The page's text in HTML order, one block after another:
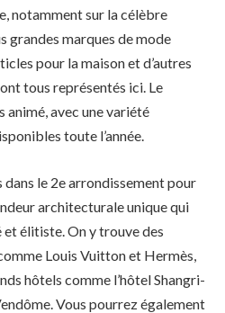
notamment sur la célèbre
grandes marques de mode
pour la maison et d’autres
tous représentés ici. Le
avec une variété
toute l’année.
dans le 2e arrondissement pour
architecturale unique qui
élitiste. On y trouve des
Louis Vuitton et Hermès,
hôtels comme l’hôtel Shangri-
Vous pourrez également